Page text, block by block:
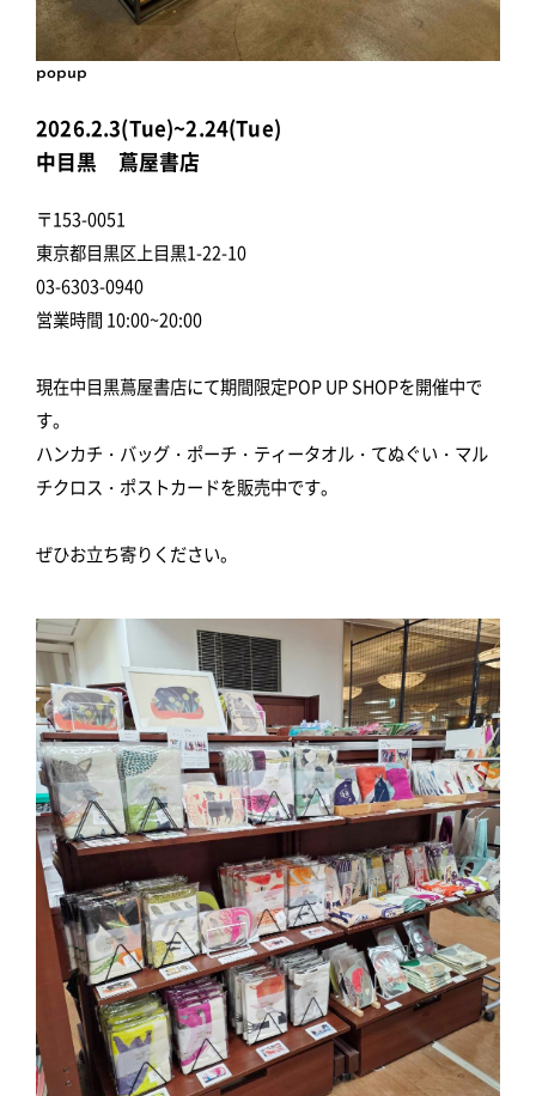
popup
2026.2.3(Tue)~2.24(Tue)
中目黒 蔦屋書店
〒153-0051
東京都目黒区上目黒1-22-10
03-6303-0940
営業時間 10:00~20:00
現在中目黒蔦屋書店にて期間限定POP UP SHOPを開催中で
す。
ハンカチ・バッグ・ポーチ・ティータオル・てぬぐい・マル
チクロス・ポストカードを販売中です。
ぜひお立ち寄りください。